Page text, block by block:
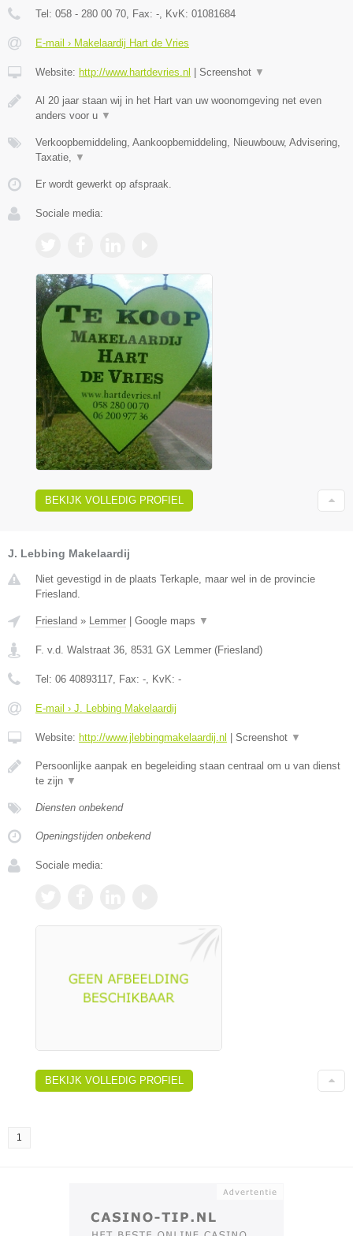
Tel: 058 - 280 00 70, Fax: -, KvK: 01081684
E-mail › Makelaardij Hart de Vries
Website: http://www.hartdevries.nl Screenshot ▼
Al 20 jaar staan wij in het Hart van uw woonomgeving net even
anders voor u ▼
Verkoopbemiddeling, Aankoopbemiddeling, Nieuwbouw, Advisering,
Taxatie, ▼
Er wordt gewerkt op afspraak.
Sociale media:
BEKIJK VOLLEDIG PROFIEL
J. Lebbing Makelaardij
Niet gevestigd in de plaats Terkaple, maar wel in de provincie
Friesland.
Friesland » Lemmer Google maps ▼
F. v.d. Walstraat 36 8531 GX Lemmer (Friesland)
Tel: 06 40893117 , Fax: - , KvK: -
E-mail › J. Lebbing Makelaardij
Website: http://www.jlebbingmakelaardij.nl Screenshot ▼
Persoonlijke aanpak en begeleiding staan centraal om u van dienst
te zijn ▼
Diensten onbekend
Openingstijden onbekend
Sociale media:
BEKIJK VOLLEDIG PROFIEL
1